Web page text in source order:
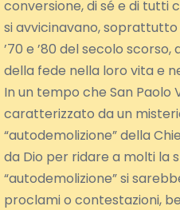
conversione, di sé e di tutti
si avvicinavano, soprattutto
’70 e ’80 del secolo
della fede nella loro vita e
In un tempo che San
caratterizzato da un
“autodemolizione” della
da Dio per ridare a molti la
“autodemolizione” si
proclami o contestazioni,